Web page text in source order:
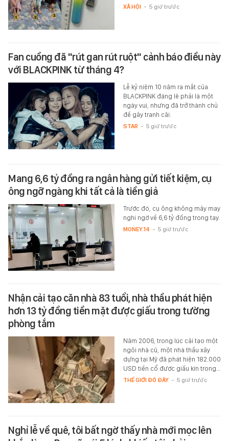
XÃ HỘI - 5 giờ trước
Fan cuồng đã "rút gan rút ruột" cảnh báo điều này
với BLACKPINK từ tháng 4?
Lễ kỷ niệm 10 năm ra mắt của
BLACKPINK đáng lẽ phải là một
ngày vui, nhưng đã trở thành chủ
đề gây tranh cãi.
STAR - 5 giờ trước
Mang 6,6 tỷ đồng ra ngân hàng gửi tiết kiệm, cụ
ông ngỡ ngàng khi tất cả là tiền giả
Trước đó, cụ ông không mảy may
nghi ngờ về 6,6 tỷ đồng trong tay.
MONEY.14 - 5 giờ trước
Nhận cải tạo căn nhà 83 tuổi, nhà thầu phát hiện
hơn 13 tỷ đồng tiền mặt được giấu trong tường
phòng tắm
Năm 2006, trong lúc cải tạo một
ngôi nhà cũ, một nhà thầu xây
dựng tại Mỹ đã phát hiện 182.000
USD tiền cổ được giấu kín trong…
THẾ GIỚI ĐÓ ĐÂY - 5 giờ trước
Nghỉ lễ về quê, tôi bất ngờ thấy nhà mới mọc lên